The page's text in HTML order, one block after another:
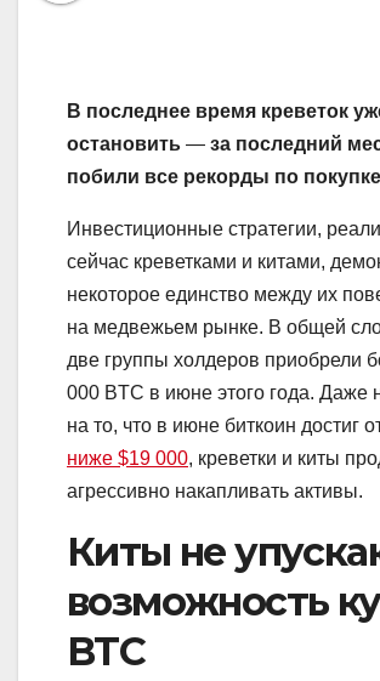
В последнее время креветок
остановить — за последний
побили все рекорды по
Инвестиционные стратегии,
сейчас креветками и китами,
некоторое единство между их
на медвежьем рынке. В общей
две группы холдеров приобрели
000 BTC в июне этого года. Даже
на то, что в июне биткоин достиг
ниже $19 000, креветки и киты
агрессивно накапливать активы.
Киты не
возможность
BTC